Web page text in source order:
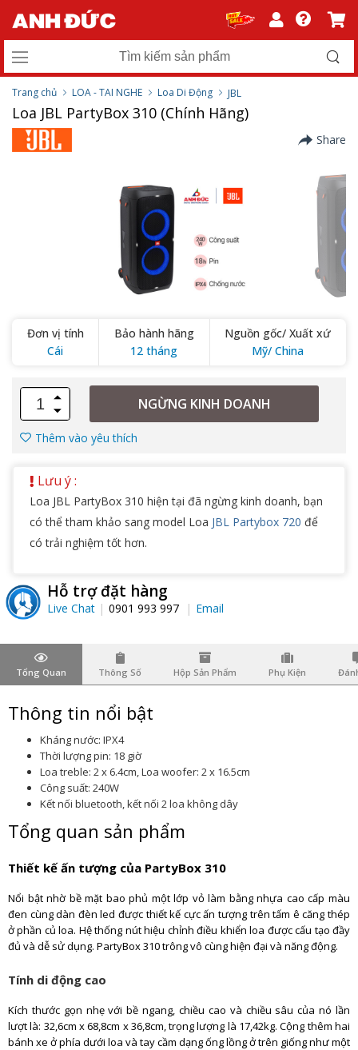
Trang chủ LOA - TAI NGHE Loa Di Động JBL
Loa JBL PartyBox 310 (Chính Hãng)
Share
Đơn vị tính
Cái
Bảo hành hãng
12 tháng
Nguồn gốc/ Xuất xứ
Mỹ/ China
NGỪNG KINH DOANH
Thêm vào yêu thích
Lưu ý :
Loa JBL PartyBox 310 hiện tại đã ngừng kinh doanh, bạn
có thể tham khảo sang model Loa JBL Partybox 720 để
có trải nghiệm tốt hơn.
Hỗ trợ đặt hàng
Live Chat 0901 993 997 Email
Tổng Quan Thông Số Hộp Sản Phẩm Phụ Kiện
Thông tin nổi bật
Kháng nước: IPX4
Thời lượng pin: 18 giờ
Loa treble: 2 x 6.4cm, Loa woofer: 2 x 16.5cm
Công suất: 240W
Kết nối bluetooth, kết nối 2 loa không dây
Tổng quan sản phẩm
Thiết kế ấn tượng của PartyBox 310
Nổi bật nhờ bề mặt bao phủ một lớp vỏ làm bằng nhựa cao cấp màu
đen cùng dàn đèn led được thiết kế cực ấn tượng trên tấm ê căng thép
ở phần củ loa. Hệ thống nút hiệu chỉnh điều khiển loa được cấu tạo đầy
đủ và dễ sử dụng. PartyBox 310 trông vô cùng hiện đại và năng động.
Tính di động cao
Kích thước gọn nhẹ với bề ngang, chiều cao và chiều sâu của nó lần
lượt là: 32,6cm x 68,8cm x 36,8cm, trọng lượng là 17,42kg. Cộng thêm hai
bánh xe ở phía dưới loa và tay cầm dạng ống lồng ở trên giống như một